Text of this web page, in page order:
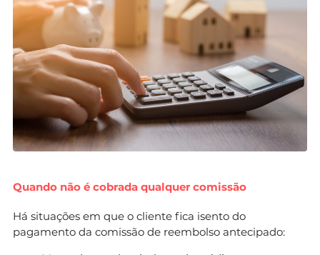
Quando não é cobrada qualquer comissão
Há situações em que o cliente fica isento do
pagamento da comissão de reembolso antecipado: